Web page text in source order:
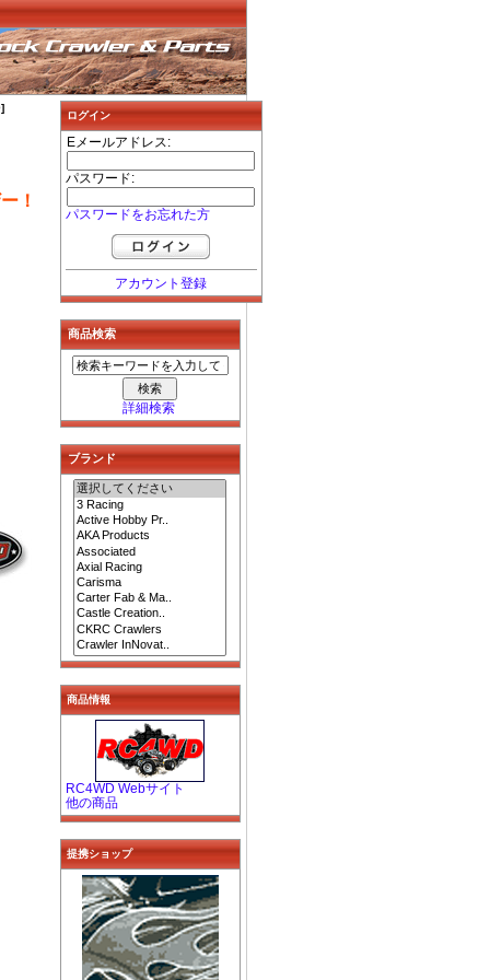
！
ログイン
Eメールアドレス:
パスワード:
パスワードをお忘れた方
アカウント登録
商品検索
詳細検索
ブランド
商品情報
RC4WD Webサイト
他の商品
提携ショップ